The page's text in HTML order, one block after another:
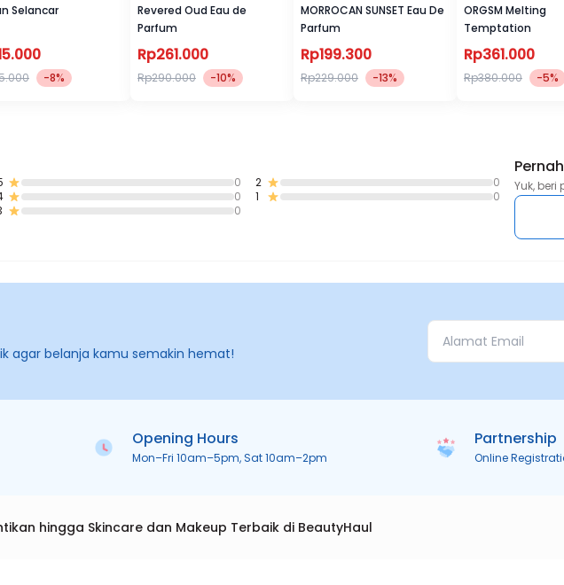
Selancar
-8%
Revered Oud Eau de
Parfum
Rp261.000
Rp290.000 -10%
MORROCAN SUNSET Eau De
Parfum
Rp199.300
Rp229.000 -13%
ORGSM Melting
Temptation
Rp361.000
Rp380.000 -5%
0
0
0
2
0
1
0
Yuk,
agar belanja kamu semakin hemat!
Opening Hours
Mon–Fri 10am–5pm, Sat 10am–2pm
Partnership
Online
hingga Skincare dan Makeup Terbaik di BeautyHaul